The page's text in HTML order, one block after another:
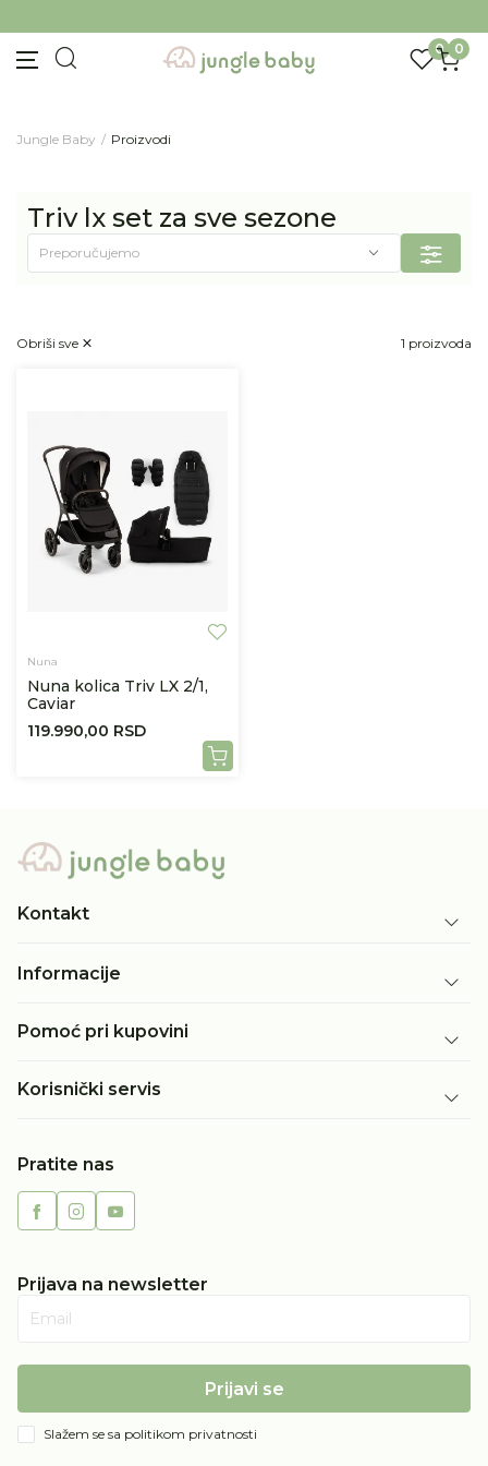
0 0
Jungle Baby Proizvodi
Triv lx set za sve sezone
1 proizvoda
Obriši sve
Nuna
Nuna kolica Triv LX 2/1,
Caviar
119.990,00 RSD
Kontakt
Informacije
Pomoć pri kupovini
Korisnički servis
Pratite nas
Prijava na newsletter
Email
Prijavi se
Slažem se sa politikom privatnosti